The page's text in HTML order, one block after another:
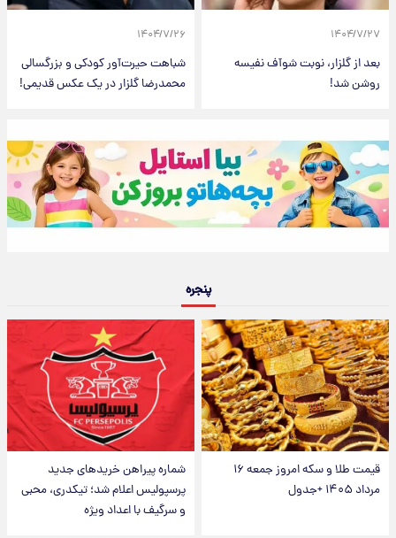
۱۴۰۴/۷/۲۷
بعد از گلزار، نوبت شوآف نفیسه
روشن شد!
۱۴۰۴/۷/۲۶
شباهت حیرت‌آور کودکی و بزرگسالی
محمدرضا گلزار در یک عکس قدیمی!
پنجره
قیمت طلا و سکه امروز جمعه ۱۶
مرداد ۱۴۰۵ +جدول
شماره پیراهن خریدهای جدید
پرسپولیس اعلام شد؛ تیکدری، محبی
و سرگیف با اعداد ویژه